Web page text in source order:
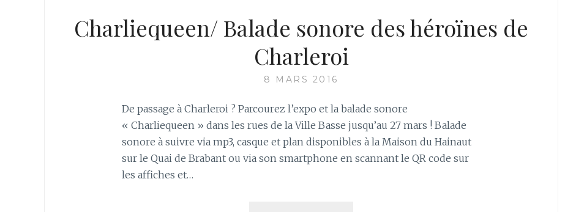
Charliequeen/ Balade sonore des héroïnes de
Charleroi
8 MARS 2016
De passage à Charleroi ? Parcourez l’expo et la balade sonore
« Charliequeen » dans les rues de la Ville Basse jusqu’au 27 mars ! Balade
sonore à suivre via mp3, casque et plan disponibles à la Maison du Hainaut
sur le Quai de Brabant ou via son smartphone en scannant le QR code sur
les affiches et…